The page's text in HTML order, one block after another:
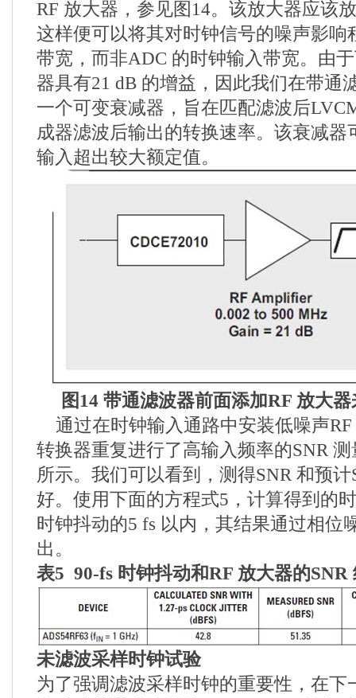
RF 放大器，参见图14。该放大器应该
这样便可以将其对时钟信号的噪声影响
带宽，而非ADC 的时钟输入带宽。由
器具有21 dB 的增益，因此我们在带通
一个可变衰减器，旨在匹配滤波后
成器滤波后输出的转换速率。该衰减器
输入超出较大额定值。
图 14 带通滤波器前面添加RF 放大
通过在时钟输入通路中安装低噪声
转换器重复进行了高输入频率的SNR
所示。我们可以看到，测得SNR 和预
好。使用下面的方程式5，计算得到的
时钟抖动的5 fs 以内，其结果通过相位
出。
表5 90-fs 时钟抖动和RF 放大器的SNR
未滤波采样时钟试验
为了强调滤波采样时钟的重要性，在下